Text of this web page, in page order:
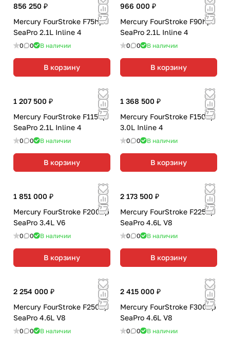
856 250 ₽
Mercury FourStroke F75hp
SeaPro 2.1L Inline 4
0 0 В наличии
В корзину
966 000 ₽
Mercury FourStroke F90hp
SeaPro 2.1L Inline 4
0 0 В наличии
В корзину
1 207 500 ₽
Mercury FourStroke F115hp
SeaPro 2.1L Inline 4
0 0 В наличии
В корзину
1 368 500 ₽
Mercury FourStroke F150hp
3.0L Inline 4
0 0 В наличии
В корзину
1 851 000 ₽
Mercury FourStroke F200hp
SeaPro 3.4L V6
0 0 В наличии
В корзину
2 173 500 ₽
Mercury FourStroke F225hp
SeaPro 4.6L V8
0 0 В наличии
В корзину
2 254 000 ₽
Mercury FourStroke F250hp
SeaPro 4.6L V8
0 0 В наличии
2 415 000 ₽
Mercury FourStroke F300hp
SeaPro 4.6L V8
0 0 В наличии